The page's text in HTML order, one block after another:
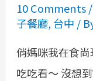
10 Comments
子餐廳, 台中 /
俏媽咪我在食
吃吃看～ 沒想